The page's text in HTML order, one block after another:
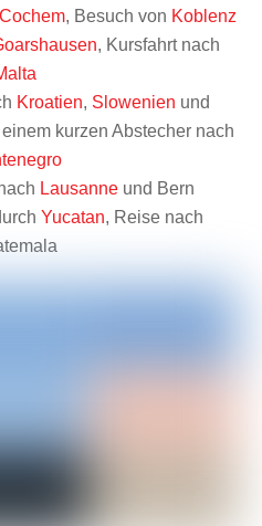
Cochem, Besuch von Koblenz
, Kursfahrt nach
Kroatien, Slowenien und
einem kurzen Abstecher nach
Lausanne und Bern
Yucatan, Reise nach